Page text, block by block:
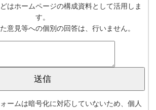
はホームページの構成資料として活用しま
す。
意見等への個別の回答は、行いません。
ームは暗号化に対応していないため、個人